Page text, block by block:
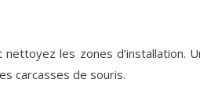
les zones
carcasses de souris.